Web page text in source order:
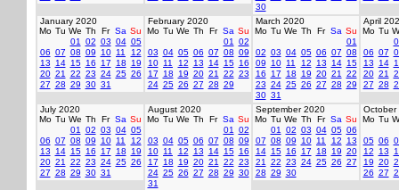
30
January 2020
Mo Tu We Th Fr Sa Su
01
02 03 04 05
06 07 08 09 10 11
12
13
14 15 16 17 18
19
20 21 22 23 24 25 26
27 28 29 30 31
February 2020
Mo Tu We Th Fr Sa Su
01
02
03 04 05 06 07 08 09
10 11 12 13 14 15 16
17
18 19 20 21 22 23
24 25 26 27 28 29
March 2020
Mo Tu We Th Fr Sa Su
01
02 03 04 05 06 07 08
09
10 11 12 13 14 15
16
17 18 19 20 21
22
23 24 25 26 27 28 29
30 31
April
Mo Tu
06 07
13
14
20 21
27 28
July 2020
Mo Tu We Th Fr Sa Su
01
02 03 04 05
06 07 08 09 10 11
12
13
14 15 16 17 18
19
20 21 22 23 24 25 26
27 28 29 30 31
August 2020
Mo Tu We Th Fr Sa Su
01
02
03 04 05 06 07 08 09
10 11 12 13 14 15 16
17
18 19 20 21 22 23
24 25 26 27 28 29 30
31
September 2020
Mo Tu We Th Fr Sa Su
01
02 03 04 05 06
07 08 09 10 11 12
13
14 15 16 17 18 19 20
21
22 23 24 25 26 27
28 29 30
October
Mo Tu
05 06
12
13
19 20
26 27